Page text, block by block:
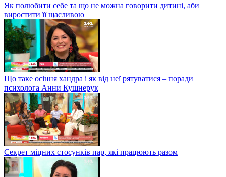
Як полюбити себе та що не можна говорити дитині, аби
виростити її щасливою
Що таке осіння хандра і як від неї рятуватися – поради
психолога Анни Кушнерук
Секрет міцних стосунків пар, які працюють разом